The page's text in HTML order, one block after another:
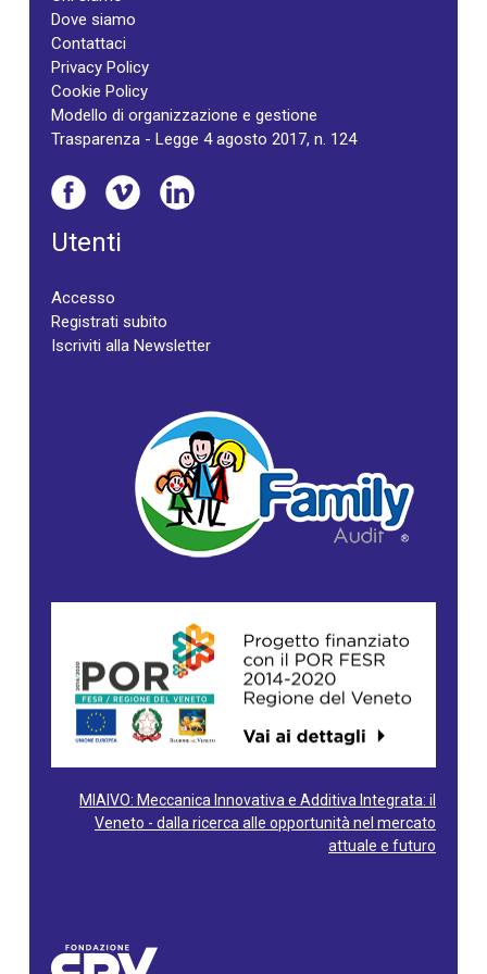
Dove siamo
Contattaci
Privacy Policy
Cookie Policy
Modello di organizzazione e gestione
Trasparenza - Legge 4 agosto 2017, n. 124
Utenti
Accesso
Registrati subito
Iscriviti alla Newsletter
MIAIVO: Meccanica Innovativa e Additiva Integrata: il
Veneto - dalla ricerca alle opportunità nel mercato
attuale e futuro